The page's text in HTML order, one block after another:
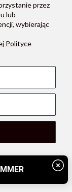
przez
lub
wybierając
Polityce